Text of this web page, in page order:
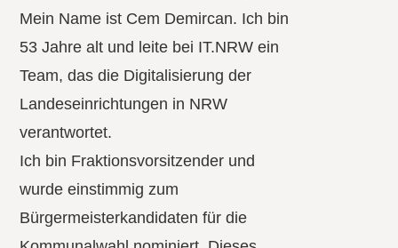
Mein Name ist Cem Demircan. Ich bin
53 Jahre alt und leite bei IT.NRW ein
Team, das die Digitalisierung der
Landeseinrichtungen in NRW
verantwortet.
Ich bin Fraktionsvorsitzender und
wurde einstimmig zum
Bürgermeisterkandidaten für die